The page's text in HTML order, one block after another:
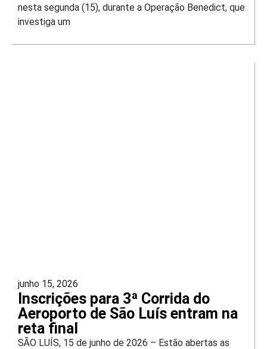
nesta segunda (15), durante a Operação Benedict, que
investiga um
junho 15, 2026
Inscrições para 3ª Corrida do
Aeroporto de São Luís entram na
reta final
SÃO LUÍS, 15 de junho de 2026 – Estão abertas as